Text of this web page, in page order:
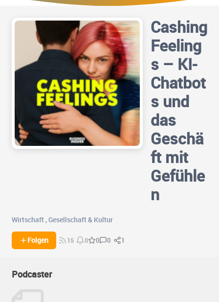
Cashing
Feeling
s – KI-
Chatbot
s und
das
Geschä
ft mit
Gefühle
n
Wirtschaft ,Gesellschaft & Kultur
Folgen 15 0 0 0 1
Podcaster